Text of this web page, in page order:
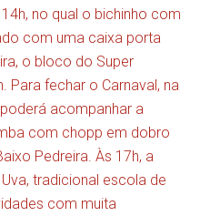
no qual o bichinho com
com uma caixa porta
o bloco do Super
Para fechar o Carnaval, na
acompanhar a
com chopp em dobro
Pedreira. Às 17h, a
tradicional escola de
com muita